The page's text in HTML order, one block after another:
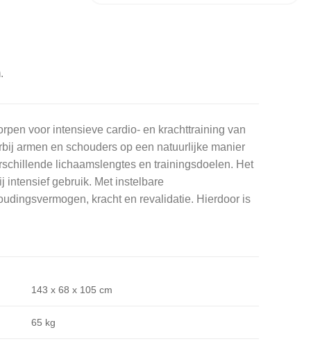
voor intensieve cardio- en krachttraining van
armen en schouders op een natuurlijke manier
lichaamslengtes en trainingsdoelen. Het
intensief gebruik. Met instelbare
kracht en revalidatie. Hierdoor is
143 x 68 x 105 cm
65 kg